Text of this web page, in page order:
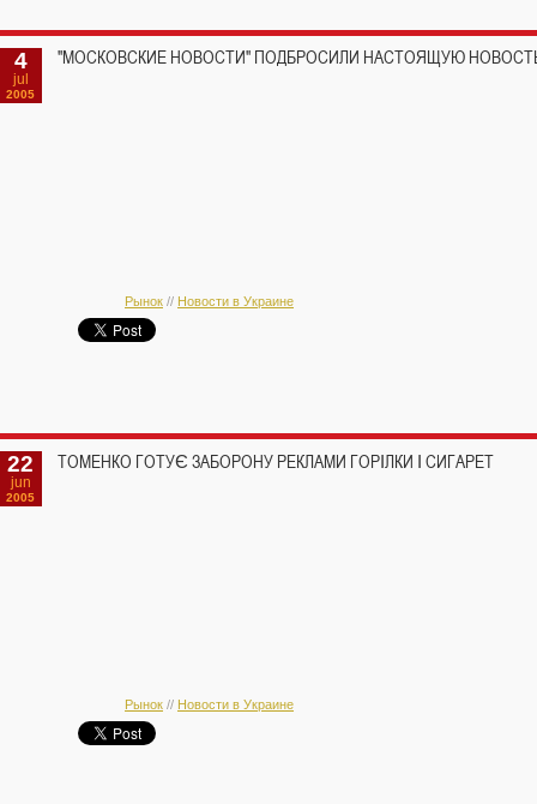
4
jul
2005
"МОСКОВСКИЕ НОВОСТИ" ПОДБРОСИЛИ НАСТОЯЩУЮ
Рынок // Новости в Украине
22
jun
2005
ТОМЕНКО ГОТУЄ ЗАБОРОНУ РЕКЛАМИ ГОРІЛКИ І СИГАРЕТ
Рынок // Новости в Украине